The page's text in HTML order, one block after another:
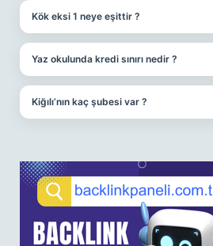
Kök eksi 1 neye eşittir ?
Yaz okulunda kredi sınırı nedir ?
Kiğılı’nın kaç şubesi var ?